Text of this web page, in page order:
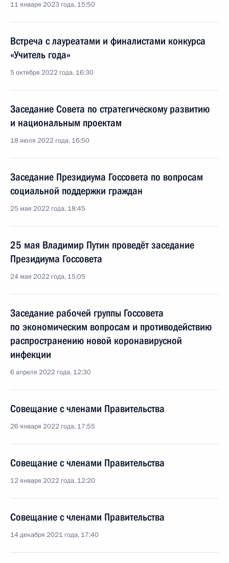
11 января 2023 года, 15:50
Встреча с лауреатами и финалистами конкурса
«Учитель года»
5 октября 2022 года, 16:30
Заседание Совета по стратегическому развитию
и национальным проектам
18 июля 2022 года, 16:50
Заседание Президиума Госсовета по вопросам
социальной поддержки граждан
25 мая 2022 года, 18:45
25 мая Владимир Путин проведёт заседание
Президиума Госсовета
24 мая 2022 года, 15:05
Заседание рабочей группы Госсовета
по экономическим вопросам и противодействию
распространению новой коронавирусной
инфекции
6 апреля 2022 года, 12:30
Совещание с членами Правительства
26 января 2022 года, 17:55
Совещание с членами Правительства
12 января 2022 года, 12:20
Совещание с членами Правительства
14 декабря 2021 года, 17:40